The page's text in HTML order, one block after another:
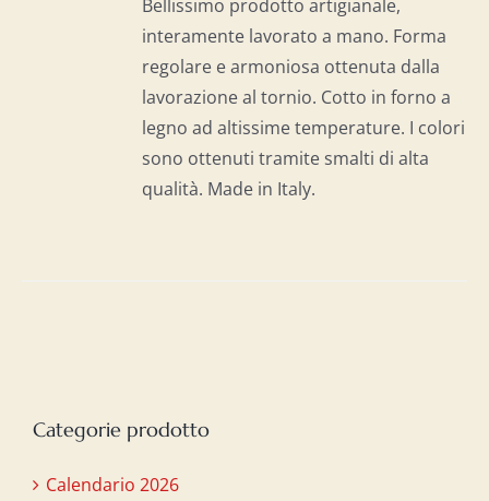
Bellissimo prodotto artigianale,
interamente lavorato a mano. Forma
regolare e armoniosa ottenuta dalla
lavorazione al tornio. Cotto in forno a
legno ad altissime temperature. I colori
sono ottenuti tramite smalti di alta
qualità. Made in Italy.
Categorie prodotto
Calendario 2026